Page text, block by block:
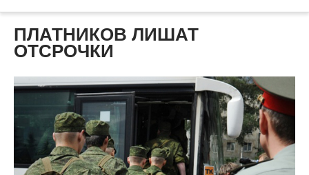
ПЛАТНИКОВ ЛИШАТ
ОТСРОЧКИ